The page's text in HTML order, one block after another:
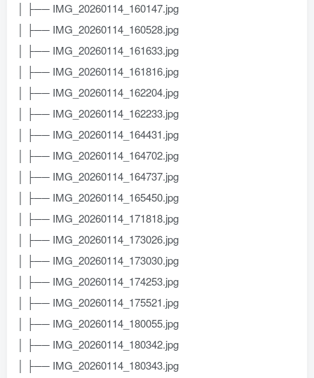
│ ├── IMG_20260114_160147.jpg
│ ├── IMG_20260114_160528.jpg
│ ├── IMG_20260114_161633.jpg
│ ├── IMG_20260114_161816.jpg
│ ├── IMG_20260114_162204.jpg
│ ├── IMG_20260114_162233.jpg
│ ├── IMG_20260114_164431.jpg
│ ├── IMG_20260114_164702.jpg
│ ├── IMG_20260114_164737.jpg
│ ├── IMG_20260114_165450.jpg
│ ├── IMG_20260114_171818.jpg
│ ├── IMG_20260114_173026.jpg
│ ├── IMG_20260114_173030.jpg
│ ├── IMG_20260114_174253.jpg
│ ├── IMG_20260114_175521.jpg
│ ├── IMG_20260114_180055.jpg
│ ├── IMG_20260114_180342.jpg
│ ├── IMG_20260114_180343.jpg